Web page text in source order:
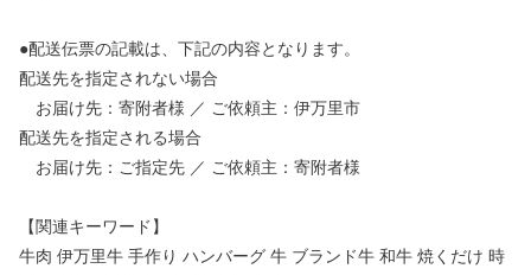
●配送伝票の記載は、下記の内容となります。
配送先を指定されない場合
お届け先：寄附者様 ／ ご依頼主：伊万里市
配送先を指定される場合
お届け先：ご指定先 ／ ご依頼主：寄附者様
【関連キーワード】
牛肉 伊万里牛 手作り ハンバーグ 牛 ブランド牛 和牛 焼くだけ 時